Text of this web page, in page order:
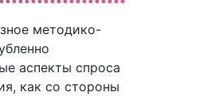
методико-
аспекты спроса
как со стороны